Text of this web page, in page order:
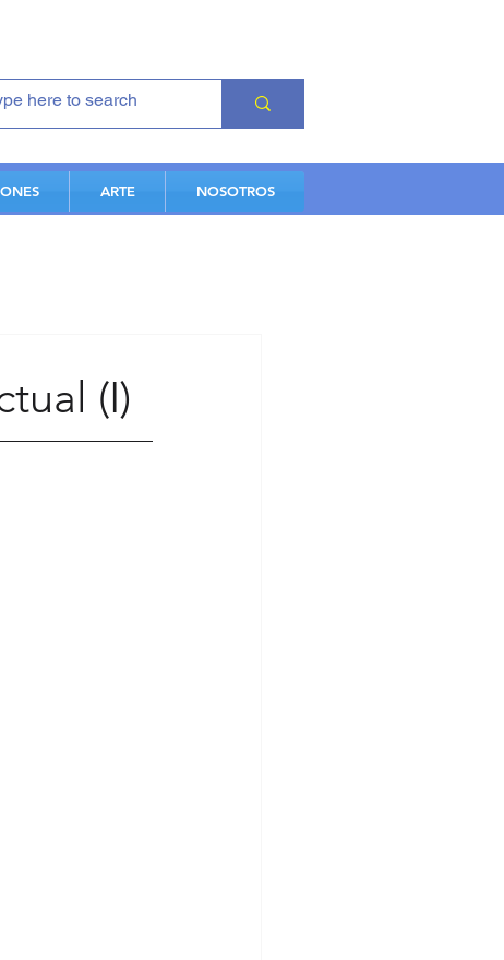
ARTE NOSOTROS
(I)